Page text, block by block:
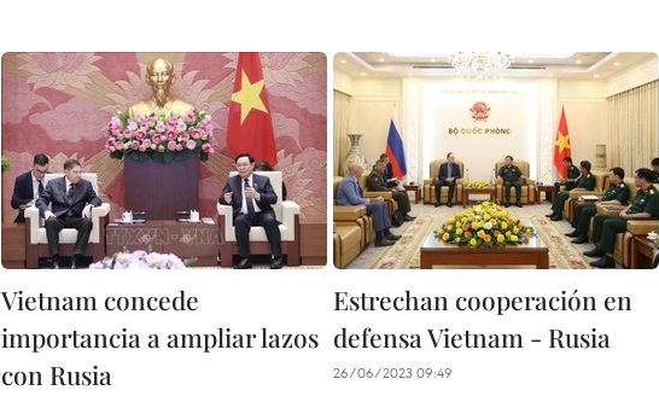
Vietnam concede
importancia a ampliar lazos
con Rusia
Estrechan cooperación en
defensa Vietnam - Rusia
26/06/2023 09:49